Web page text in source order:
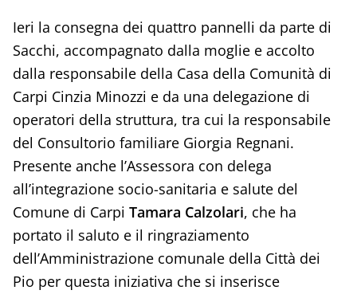
Ieri la consegna dei quattro pannelli da parte di
Sacchi, accompagnato dalla moglie e accolto
dalla responsabile della Casa della Comunità di
Carpi Cinzia Minozzi e da una delegazione di
operatori della struttura, tra cui la responsabile
del Consultorio familiare Giorgia Regnani.
Presente anche l’Assessora con delega
all’integrazione socio-sanitaria e salute del
Comune di Carpi Tamara Calzolari, che ha
portato il saluto e il ringraziamento
dell’Amministrazione comunale della Città dei
Pio per questa iniziativa che si inserisce